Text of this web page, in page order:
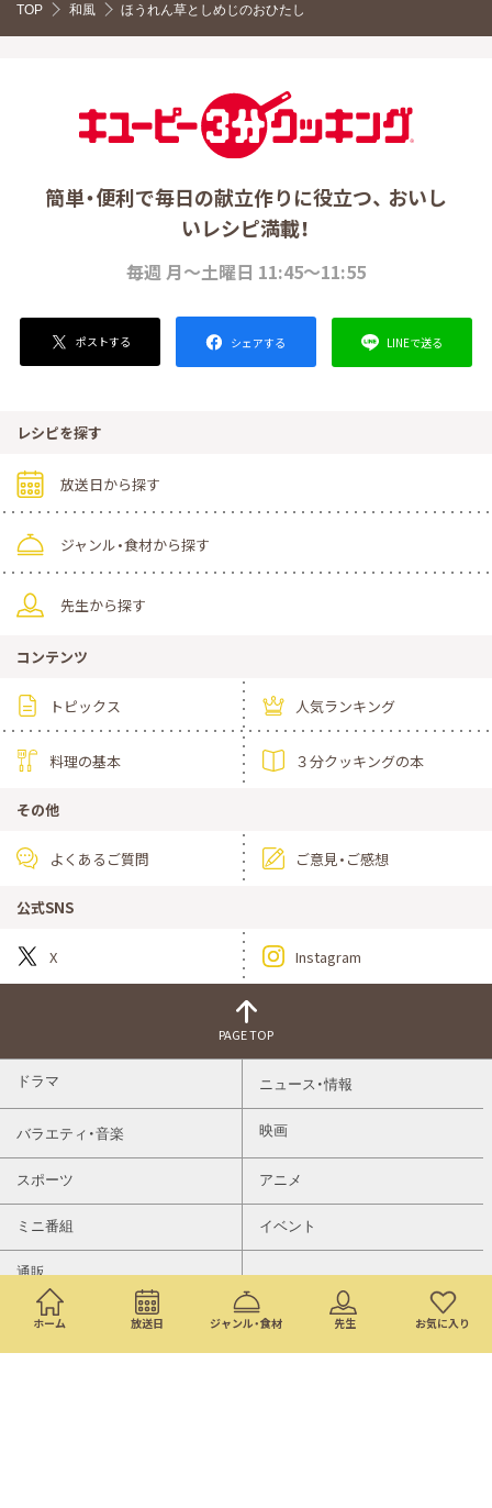
ホーム 放送日 ジャンル・食材 先生 お気に入り
TOP 和風 ほうれん草としめじのおひたし
簡単・便利で毎日の献立作りに役立つ、 おいし
いレシピ満載！
毎週 月～土曜日 11:45～11:55
ポストする シェアする LINEで送る
レシピを探す
放送日から探す
ジャンル・食材から探す
先生から探す
コンテンツ
トピックス 人気ランキング
料理の基本 ３分クッキングの本
その他
よくあるご質問 ご意見・ご感想
公式SNS
X Instagram
PAGE TOP
ドラマ ニュース・情報
バラエティ・音楽 映画
スポーツ アニメ
ミニ番組 イベント
通販